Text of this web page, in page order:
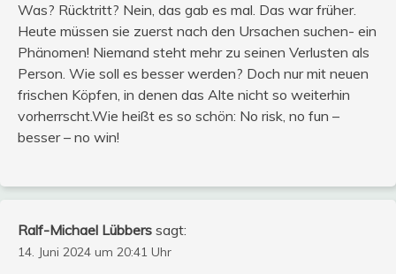
Was? Rücktritt? Nein, das gab es mal. Das war früher.
Heute müssen sie zuerst nach den Ursachen suchen- ein
Phänomen! Niemand steht mehr zu seinen Verlusten als
Person. Wie soll es besser werden? Doch nur mit neuen
frischen Köpfen, in denen das Alte nicht so weiterhin
vorherrscht.Wie heißt es so schön: No risk, no fun –
besser – no win!
Ralf-Michael Lübbers sagt:
14. Juni 2024 um 20:41 Uhr